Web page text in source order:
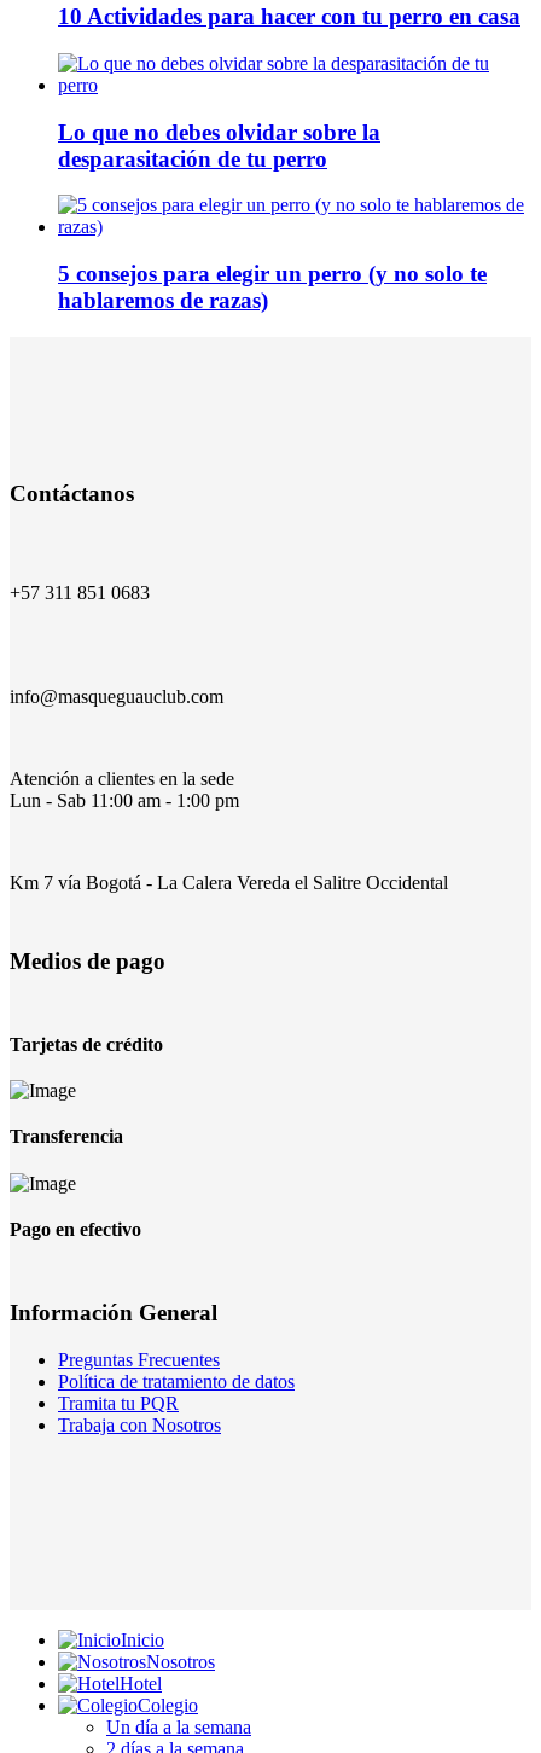
10 Actividades para hacer con tu perro en casa
Lo que no debes olvidar sobre la
desparasitación de tu perro
5 consejos para elegir un perro (y no solo te
hablaremos de razas)
Contáctanos
+57 311 851 0683
info@masqueguauclub.com
Atención a clientes en la sede
Lun - Sab 11:00 am - 1:00 pm
Km 7 vía Bogotá - La Calera Vereda el Salitre Occidental
Medios de pago
Tarjetas de crédito
Transferencia
Pago en efectivo
Información General
Preguntas Frecuentes
Política de tratamiento de datos
Tramita tu PQR
Trabaja con Nosotros
Inicio
Nosotros
Hotel
Colegio
Un día a la semana
2 días a la semana